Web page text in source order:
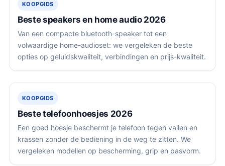
KOOPGIDS
Beste speakers en home audio 2026
Van een compacte bluetooth-speaker tot een
volwaardige home-audioset: we vergeleken de beste
opties op geluidskwaliteit, verbindingen en prijs-kwaliteit.
KOOPGIDS
Beste telefoonhoesjes 2026
Een goed hoesje beschermt je telefoon tegen vallen en
krassen zonder de bediening in de weg te zitten. We
vergeleken modellen op bescherming, grip en pasvorm.